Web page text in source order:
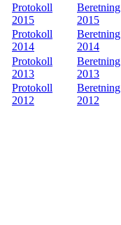
Protokoll
2015
Beretning
2015
Protokoll
2014
Beretning
2014
Protokoll
2013
Beretning
2013
Protokoll
2012
Beretning
2012